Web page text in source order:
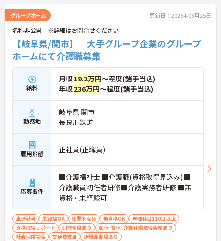
グループホーム 更新日：2026年03月25日
名称非公開 ※詳細はお問合せください
【岐阜県/関市】 大手グループ企業のグループ
ホームにて介護職募集
給料
月収 19.2万円～程度(諸手当込)
年収 236万円～程度(諸手当込)
勤務地
岐阜県 関市
長良川鉄道
雇用形態 正社員(正職員)
応募要件
■介護福祉士 ■介護職(資格取得見込み) ■
介護職員初任者研修■介護実務者研修 ■無
資格・未経験可
車通勤可 未経験OK 残業少なめ 無資格OK
年間休日110日以上
資格取得サポート
研修制度あり
産休･育休･介護休暇取得実績あり
社会保険完備
交通費支給 退職金制度あり